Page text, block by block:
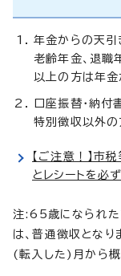
年金からの天
老齢年金、退職
以上の方は年金
口座振替・納
特別徴収以外の
【ご注意！】市
とレシートを必
注:65歳になられた
は、普通徴収となり
(転入した)月から概